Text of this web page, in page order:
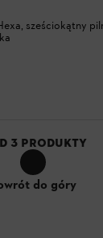
sześciokątny
3 PRODUKTY
do góry